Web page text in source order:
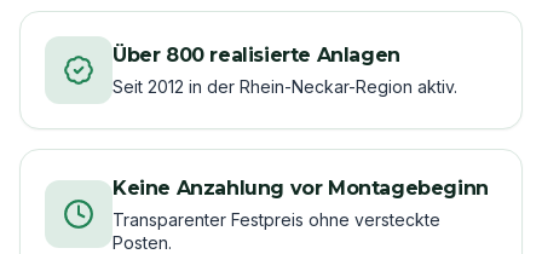
Über 800 realisierte Anlagen
Seit 2012 in der Rhein-Neckar-Region aktiv.
Keine Anzahlung vor Montagebeginn
Transparenter Festpreis ohne versteckte
Posten.